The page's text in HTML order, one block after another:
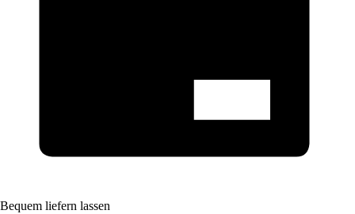
Bequem liefern lassen